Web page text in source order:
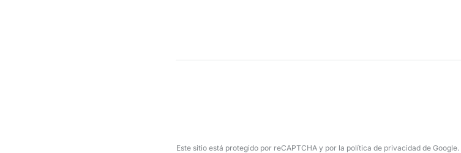
Este sitio está protegido por reCAPTCHA y por la política de privacidad de Google.